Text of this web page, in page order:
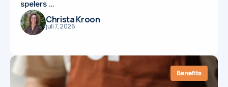
spelers ...
Christa Kroon
juli 7, 2026
Benefits